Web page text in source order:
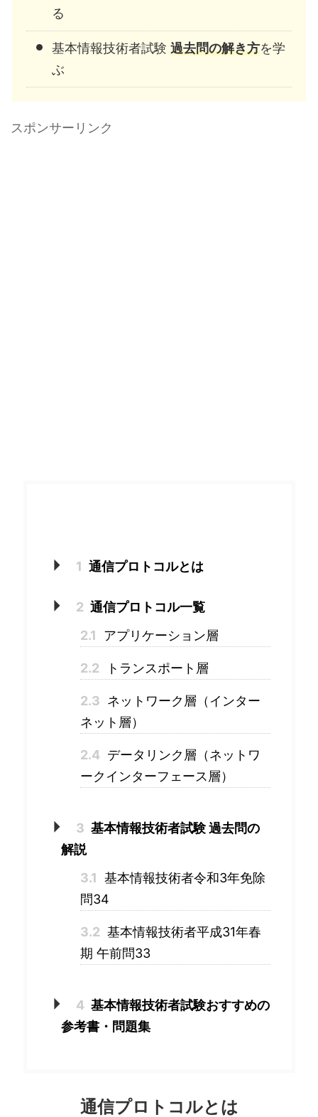
る
基本情報技術者試験 過去問の解き方を学
ぶ
スポンサーリンク
1 通信プロトコルとは
2 通信プロトコル一覧
2.1
アプリケーション層
2.2 トランスポート層
2.3 ネットワーク層（インター
ネット層）
2.4 データリンク層（ネットワ
ークインターフェース層）
3 基本情報技術者試験 過去問の
解説
3.1 基本情報技術者令和3年免除
問34
3.2 基本情報技術者平成31年春
期 午前問33
4 基本情報技術者試験おすすめの
参考書・問題集
通信プロトコルとは